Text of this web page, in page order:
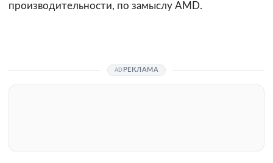
производительности, по замыслу AMD.
РЕКЛАМА